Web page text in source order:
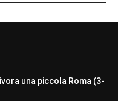
una piccola Roma (3-